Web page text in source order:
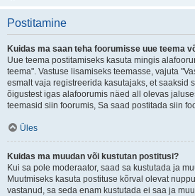
Postitamine
Kuidas ma saan teha foorumisse uue teema
Uue teema postitamiseks kasuta mingis
teema". Vastuse lisamiseks teemasse, vajuta
esmalt vaja registreerida kasutajaks, et saaksid
õigustest igas alafoorumis näed all olevas
teemasid siin foorumis, Sa saad postitada siin
Üles
Kuidas ma muudan või kustutan postitusi?
Kui sa pole moderaator, saad sa kustutada ja
Muutmiseks kasuta postituse kõrval olevat
vastanud, sa seda enam kustutada ei saa ja